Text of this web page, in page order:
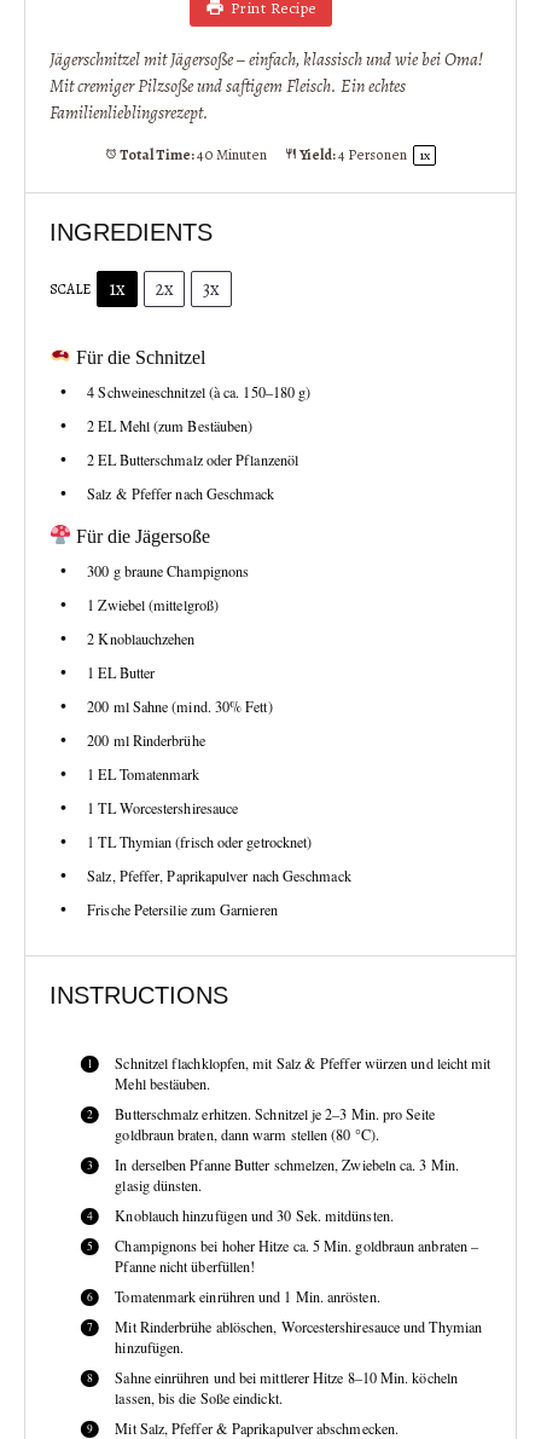
Print Recipe
Jägerschnitzel mit Jägersoße – einfach, klassisch und wie bei Oma!
Mit cremiger Pilzsoße und saftigem Fleisch. Ein echtes
Familienlieblingsrezept.
Total Time:40 Minuten Yield:4Personen 1x
INGREDIENTS
SCALE 1x 2x 3x
Für die Schnitzel
4Schweineschnitzel (à ca. 150–180 g)
2EL Mehl (zum Bestäuben)
2EL Butterschmalz oder Pflanzenöl
Salz & Pfeffer nach Geschmack
Für die Jägersoße
300 gbraune Champignons
1 Zwiebel (mittelgroß)
2Knoblauchzehen
1 EL Butter
200 ml Sahne (mind. 30% Fett)
200 ml Rinderbrühe
1 EL Tomatenmark
1 TL Worcestershiresauce
1 TL Thymian (frisch oder getrocknet)
Salz, Pfeffer, Paprikapulver nach Geschmack
Frische Petersilie zum Garnieren
INSTRUCTIONS
Schnitzel flachklopfen, mit Salz & Pfeffer würzen und leicht mit
Mehl bestäuben.
Butterschmalz erhitzen. Schnitzel je 2–3 Min. pro Seite
goldbraun braten, dann warm stellen (80 °C).
In derselben Pfanne Butter schmelzen, Zwiebeln ca. 3 Min.
glasig dünsten.
Knoblauch hinzufügen und 30 Sek. mitdünsten.
Champignons bei hoher Hitze ca. 5 Min. goldbraun anbraten –
Pfanne nicht überfüllen!
Tomatenmark einrühren und 1 Min. anrösten.
Mit Rinderbrühe ablöschen, Worcestershiresauce und Thymian
hinzufügen.
Sahne einrühren und bei mittlerer Hitze 8–10 Min. köcheln
lassen, bis die Soße eindickt.
Mit Salz, Pfeffer & Paprikapulver abschmecken.